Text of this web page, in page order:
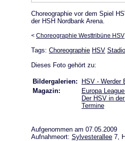
Choreographie vor dem Spiel
der HSH Nordbank Arena.
< Choreographie Westtribüne HSV
Tags: Choreographie HSV
Dieses Foto gehört zu:
Bildergalerien:
HSV - Werder
Magazin:
Europa
Der HSV in
Termine
Aufgenommen am 07.05.2009
Aufnahmeort: Sylvesterallee 7,